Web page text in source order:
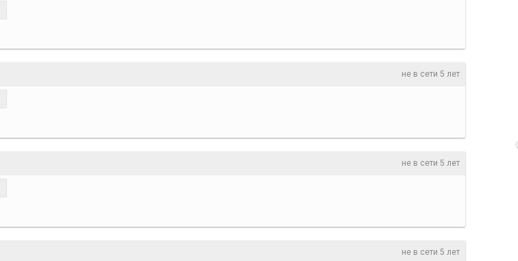
не в сети 5 лет
не в сети 5 лет
не в сети 5 лет